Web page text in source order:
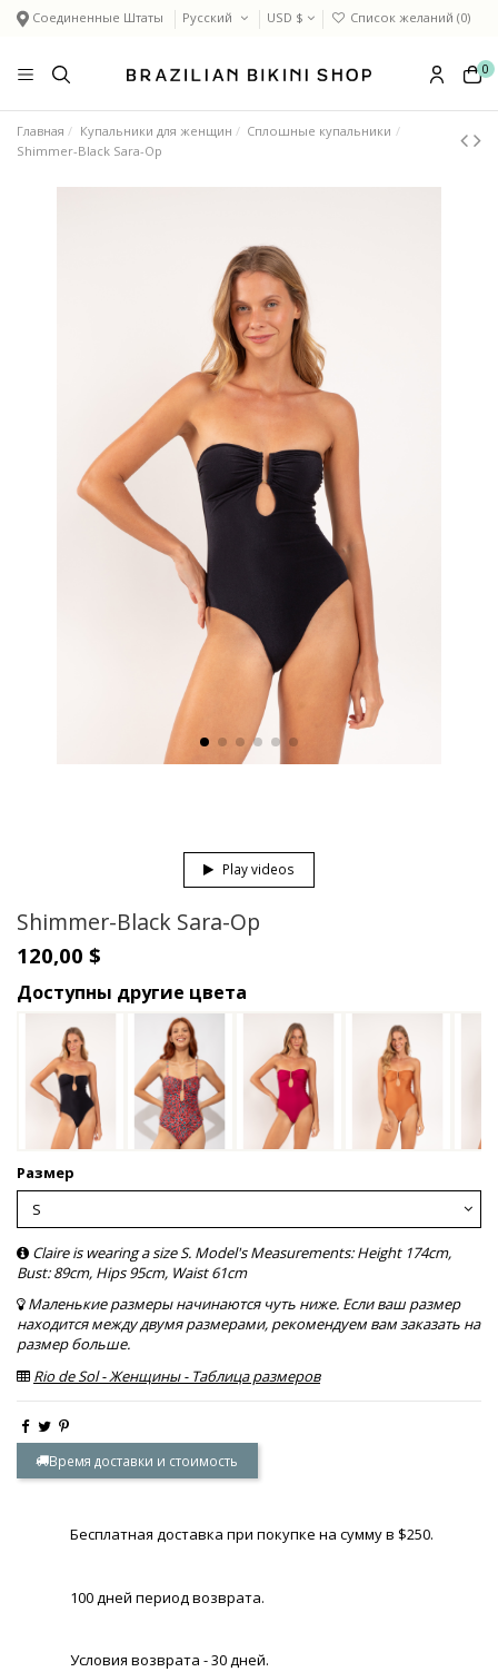
Соединенные Штаты Русский USD $ Список желаний (0)
0
Главная Купальники для женщин
Сплошные купальники
Shimmer-Black Sara-Op
Play videos
Shimmer-Black Sara-Op
120,00 $
Доступны другие цвета
Размер
Claire is wearing a size S. Model's Measurements: Height 174cm,
Bust: 89cm, Hips 95cm, Waist 61cm
Маленькие размеры начинаются чуть ниже. Если ваш размер
находится между двумя размерами, рекомендуем вам заказать на
размер больше.
Rio de Sol - Женщины - Таблица размеров
Время доставки и стоимость
Бесплатная доставка при покупке на сумму в $250.
100 дней период возврата.
Условия возврата - 30 дней.